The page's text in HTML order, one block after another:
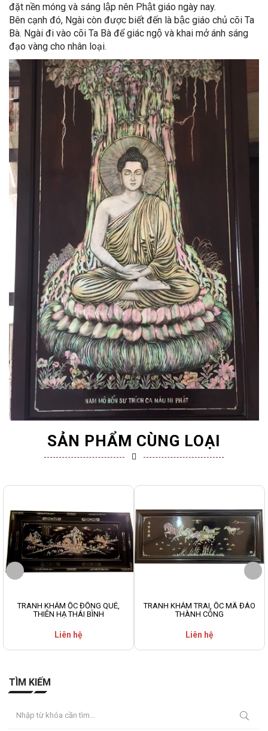
đặt nền móng và sáng lập nên Phật giáo ngày nay.
Bên cạnh đó, Ngài còn được biết đến là bậc giáo chủ cõi Ta
Bà. Ngài đi vào cõi Ta Bà để giác ngộ và khai mở ánh sáng
đạo vàng cho nhân loại.
SẢN PHẨM CÙNG LOẠI
TRANH KHẢM ỐC ĐỒNG QUÊ,
THIÊN HẠ THÁI BÌNH
Liên hệ
TRANH KHẢM TRAI, ỐC MÃ ĐÁO
THÀNH CÔNG
Liên hệ
TÌM KIẾM